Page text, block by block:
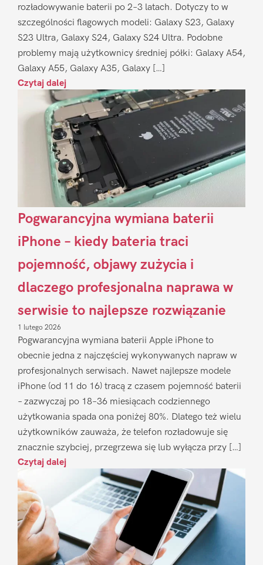
rozładowywanie baterii po 2–3 latach. Dotyczy to w
szczególności flagowych modeli: Galaxy S23, Galaxy
S23 Ultra, Galaxy S24, Galaxy S24 Ultra. Podobne
problemy mają użytkownicy średniej półki: Galaxy A54,
Galaxy A55, Galaxy A35, Galaxy […]
Czytaj dalej
Pogwarancyjna wymiana baterii
iPhone – kiedy bateria traci
pojemność, objawy zużycia i
dlaczego profesjonalna naprawa w
serwisie to najlepsze rozwiązanie
1 lutego 2026
Pogwarancyjna wymiana baterii Apple iPhone to
obecnie jedna z najczęściej wykonywanych napraw w
profesjonalnych serwisach. Nawet najlepsze modele
iPhone (od 11 do 16) tracą z czasem pojemność baterii
– zazwyczaj po 18–36 miesiącach codziennego
użytkowania spada ona poniżej 80%. Dlatego też wielu
użytkowników zauważa, że telefon rozładowuje się
znacznie szybciej, przegrzewa się lub wyłącza przy […]
Czytaj dalej